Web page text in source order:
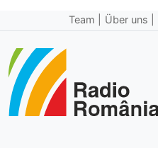
Team Über uns